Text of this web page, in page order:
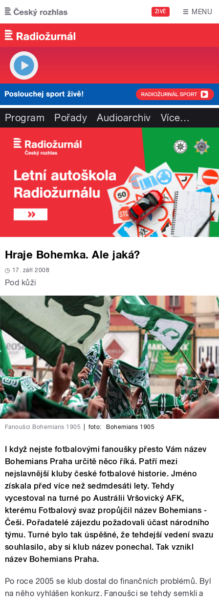
Přejít k hlavnímu obsahu
ŽIVĚ MENU
Program Pořady Audioarchiv Více…
Hraje Bohemka. Ale jaká?
17. září 2008
Pod kůži
Fanoušci Bohemians 1905 foto: Bohemians 1905
I když nejste fotbalovými fanoušky přesto Vám název
Bohemians Praha určitě něco říká. Patří mezi
nejslavnější kluby české fotbalové historie. Jméno
získala před více než sedmdesáti lety. Tehdy
vycestoval na turné po Austrálii Vršovický AFK,
kterému Fotbalový svaz propůjčil název Bohemians -
Češi. Pořadatelé zájezdu požadovali účast národního
týmu. Turné bylo tak úspěšné, že tehdejší vedení svazu
souhlasilo, aby si klub název ponechal. Tak vznikl
název Bohemians Praha.
Po roce 2005 se klub dostal do finančních problémů. Byl
na něho vyhlášen konkurz. Fanoušci se tehdy semkli a